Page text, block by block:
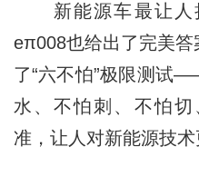
新能源车最让人
eπ008也给出了完美
了“六不怕”极限测试
水、不怕刺、不怕
准，让人对新能源技术